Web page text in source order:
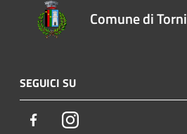
Comune di
SEGUICI SU
FacebookInstagram